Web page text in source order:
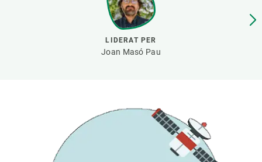
LIDERAT PER
Joan Masó Pau